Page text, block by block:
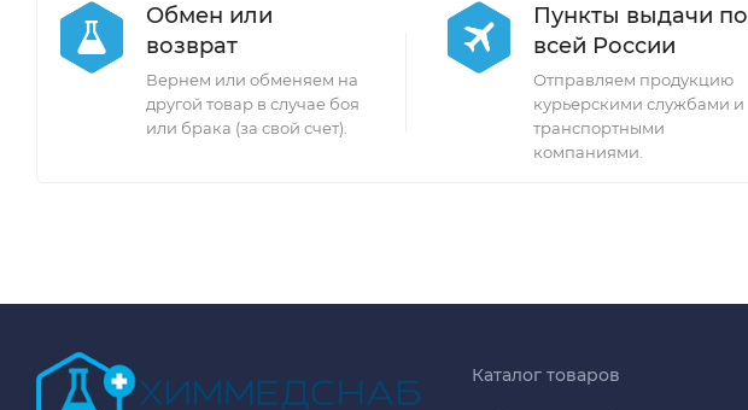
Обмен или
возврат
Вернем или обменяем на
другой товар в случае боя
или брака (за свой счет).
Пункты выдачи по
всей России
Отправляем продукцию
курьерскими службами и
транспортными
компаниями.
Каталог товаров